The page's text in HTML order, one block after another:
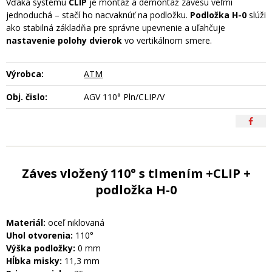
jednoduchá – stačí ho nacvaknúť na podložku. Podložka H-0 slúži
ako stabilná základňa pre správne upevnenie a uľahčuje
nastavenie polohy dvierok vo vertikálnom smere.
Výrobca:
ATM
Obj. čislo:
AGV 110° Pln/CLIP/V
Záves vložený 110° s tlmením +CLIP +
podložka H-0
Materiál: oceľ niklovaná
Uhol otvorenia: 110°
Výška podložky: 0 mm
Hĺbka misky: 11,3 mm